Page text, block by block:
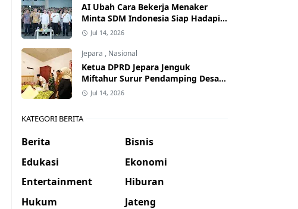
AI Ubah Cara Bekerja Menaker
Minta SDM Indonesia Siap Hadapi
Dunia Kerja Baru
Jul 14, 2026
Jepara , Nasional
Ketua DPRD Jepara Jenguk
Miftahur Surur Pendamping Desa
yang Sakit
Jul 14, 2026
KATEGORI BERITA
Berita
Bisnis
Edukasi
Ekonomi
Entertainment
Hiburan
Hukum
Jateng